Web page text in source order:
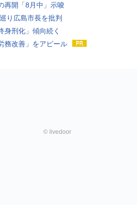
再開「8月中」示唆
り広島市長を批判
身刑化」傾向続く
務改善」をアピール
© livedoor